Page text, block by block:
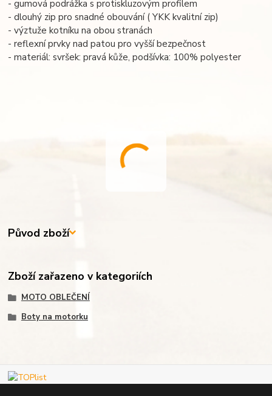
- gumová podrážka s protiskluzovým profilem
- dlouhý zip pro snadné obouvání ( YKK kvalitní zip)
- výztuže kotníku na obou stranách
- reflexní prvky nad patou pro vyšší bezpečnost
- materiál: svršek: pravá kůže, podšívka: 100% polyester
Původ zboží
Zboží zařazeno v kategoriích
MOTO OBLEČENÍ
Boty na motorku